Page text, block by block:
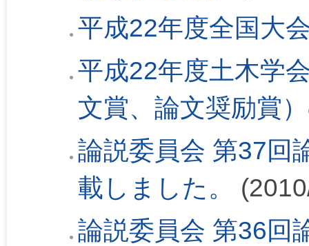
平成22年度全国大
平成22年度土木学
文賞、論文奨励賞
論説委員会 第37回
載しました。
論説委員会 第36回